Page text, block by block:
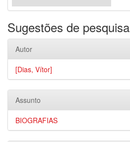
Sugestões de pesquisa
Autor
[Dias, Vítor]
Assunto
BIOGRAFIAS